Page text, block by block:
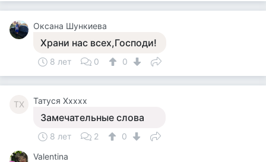
Оксана Шункиева
Храни нас всех,Господи!
8 лет 0 0
ТХ Татуся Ххххх
Замечательные слова
8 лет 2
0
Valentina